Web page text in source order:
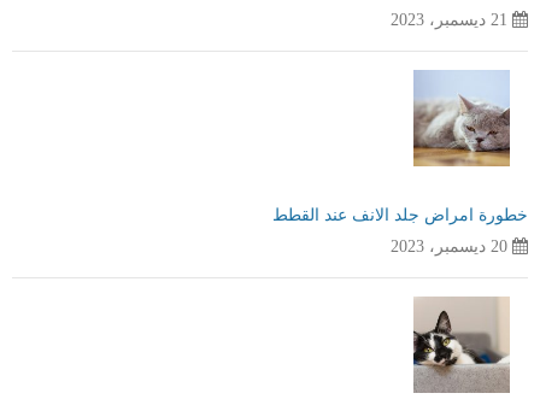
21 ديسمبر، 2023
خطورة امراض جلد الانف عند القطط
20 ديسمبر، 2023